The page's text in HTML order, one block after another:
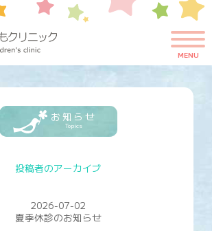
MENU
Topics
お知らせ
Topics
投稿者のアーカイブ
2026-07-02
夏季休診のお知らせ